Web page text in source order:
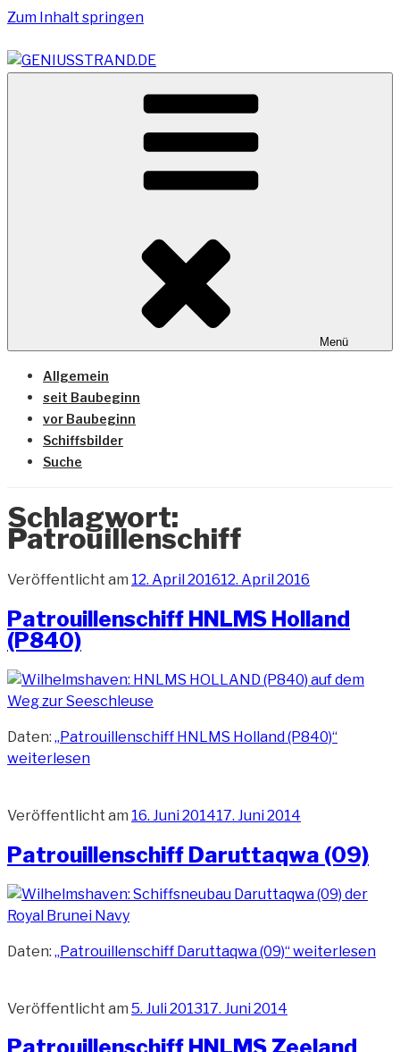
Zum Inhalt springen
GENIUSSTRAND.DE
Vom Geniusstrand zum JadeWeserPort/Container
Terminal Wilhelmshaven
Menü
Allgemein
seit Baubeginn
vor Baubeginn
Schiffsbilder
Suche
Schlagwort:
Patrouillenschiff
Veröffentlicht am 12. April 201612. April 2016
Patrouillenschiff HNLMS Holland
(P840)
Daten: „Patrouillenschiff HNLMS Holland (P840)“
weiterlesen
Veröffentlicht am 16. Juni 201417. Juni 2014
Patrouillenschiff Daruttaqwa (09)
Daten: „Patrouillenschiff Daruttaqwa (09)“weiterlesen
Veröffentlicht am 5. Juli 201317. Juni 2014